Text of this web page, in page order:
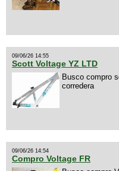
09/06/26 14:55
Scott Voltage YZ LTD
Busco compro
corredera
09/06/26 14:54
Compro Voltage FR